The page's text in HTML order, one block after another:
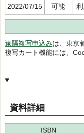
2022/07/15 可能
遠隔複写申込みは、東京
複写カート機能には、
資料詳細
ISBN